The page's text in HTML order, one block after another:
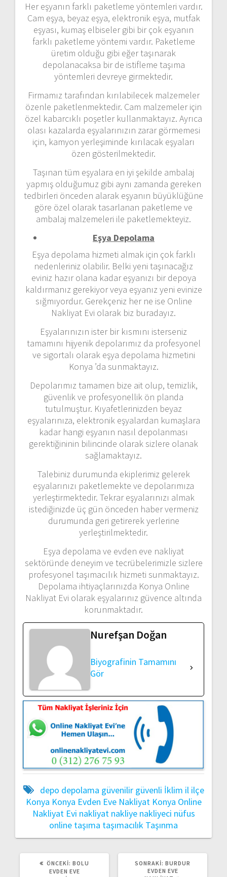
Her eşyanın farklı paketleme yöntemleri vardır.
Cam eşya, beyaz eşya, elektronik eşya, mutfak
eşyası, kumaş elbiseler gibi bir çok eşyanın
farklı paketleme yöntemi vardır. Paketleme
üretim olduğu gibi eğer taşınarak
depolanacaksa bir de istifleme taşıma
yöntemleri devreye girmektedir.
Firmamız tarafından kırılabilecek malzemeler
özenle paketlenmektedir. Cam malzemeler için
özel kabarcıklı poşetler kullanmaktayız. Ayrıca
olası kazalarda eşyalarınızın zarar görmemesi
için, kamyon yerleşiminde kırılacak eşyaları
özen gösterilmektedir.
Taşınan tüm eşyalara en iyi şekilde ambalaj
yapmış olduğumuz gibi aynı zamanda gereken
tedbirleri önceden alarak eşyanın büyüklüğüne
göre özel olarak tasarlanan paketleme ve
ambalaj malzemeleri ile paketlemekteyiz.
Eşya Depolama
Eşya depolama hizmeti almak için çok farklı
nedenleriniz olabilir. Belki yeni taşınacağız
eviniz hazır olana kadar eşyanızı bir depoya
kaldırmanız gerekiyor veya eşyanız yeni evinize
sığmıyordur. Gerekçeniz her ne ise Online
Nakliyat Evi olarak biz buradayız.
Eşyalarınızın ister bir kısmını isterseniz
tamamını hijyenik depolarımız da profesyonel
ve sigortalı olarak eşya depolama hizmetini
Konya ’da sunmaktayız.
Depolarımız tamamen bize ait olup, temizlik,
güvenlik ve profesyonellik ön planda
tutulmuştur. Kıyafetlerinizden beyaz
eşyalarınıza, elektronik eşyalardan kumaşlara
kadar hangi eşyanın nasıl depolanması
gerektiğininin bilincinde olarak sizlere olanak
sağlamaktayız.
Talebiniz durumunda ekiplerimiz gelerek
eşyalarınızı paketlemekte ve depolarımıza
yerleştirmektedir. Tekrar eşyalarınızı almak
istediğinizde üç gün önceden haber vermeniz
durumunda geri getirerek yerlerine
yerleştirilmektedir.
Eşya depolama ve evden eve nakliyat
sektöründe deneyim ve tecrübelerimizle sizlere
profesyonel taşımacılık hizmeti sunmaktayız.
Depolama ihtiyaçlarınızda Konya Online
Nakliyat Evi olarak eşyalarınız güvence altında
korunmaktadır.
Nurefşan Doğan
Biyografinin Tamamını
Gör
depo depolama güvenilir güvenli İklim il ilçe
Konya Konya Evden Eve Nakliyat Konya Online
Nakliyat Evi nakliyat nakliye nakliyeci nüfus
online taşıma taşımacılık Taşınma
ÖNCEKI: ÖNCEKI
YAZI:
BOLU
EVDEN EVE
SONRAKI: SONRAKI
YAZI:
BURDUR
EVDEN EVE